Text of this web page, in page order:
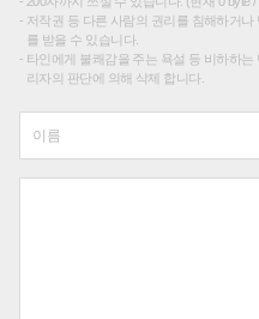
저작권 등 다른 사람의 권리를 침해하거
를 받을 수 있습니다.
타인에게 불쾌감을 주는 욕설 등 비하하
리자의 판단에 의해 삭제 합니다.